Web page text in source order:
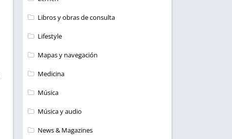
Libros y obras de consulta
Lifestyle
Mapas y navegación
Medicina
Música
Música y audio
News & Magazines